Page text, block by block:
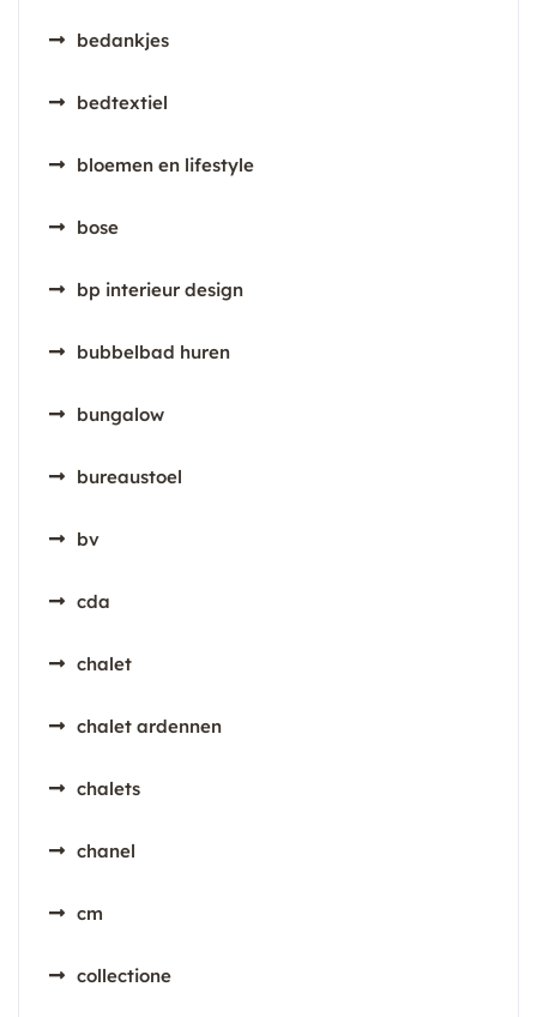
bedankjes
bedtextiel
bloemen en lifestyle
bose
bp interieur design
bubbelbad huren
bungalow
bureaustoel
bv
cda
chalet
chalet ardennen
chalets
chanel
cm
collectione